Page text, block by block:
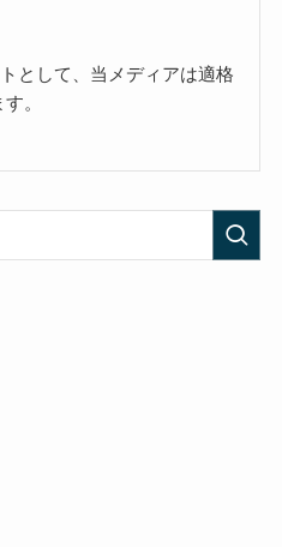
として、当メディアは適格
。